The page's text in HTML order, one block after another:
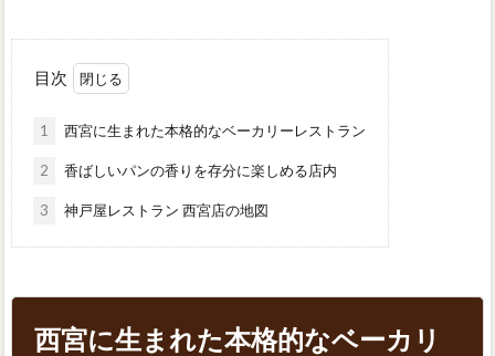
目次
1 西宮に生まれた本格的なベーカリーレストラン
2 香ばしいパンの香りを存分に楽しめる店内
3 神戸屋レストラン 西宮店の地図
西宮に生まれた本格的なベーカリ